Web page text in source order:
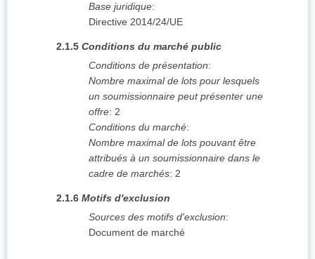
Base juridique:
Directive 2014/24/UE
2.1.5 Conditions du marché public
Conditions de présentation:
Nombre maximal de lots pour lesquels
un soumissionnaire peut présenter une
offre: 2
Conditions du marché:
Nombre maximal de lots pouvant être
attribués à un soumissionnaire dans le
cadre de marchés: 2
2.1.6 Motifs d'exclusion
Sources des motifs d'exclusion:
Document de marché